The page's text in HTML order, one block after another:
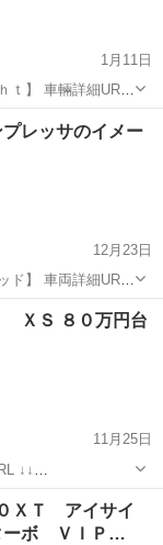
1月11日
URL
ロン
レッサのイメー
12月23日
URL
万円台
11月25日
スター
ＸＴ アイサイ
ボ ＶＩＰ…